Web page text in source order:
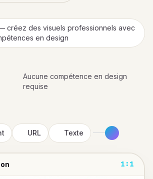
créez des visuels professionnels avec
en design
Aucune compétence en design
requise
URL Texte
1:1